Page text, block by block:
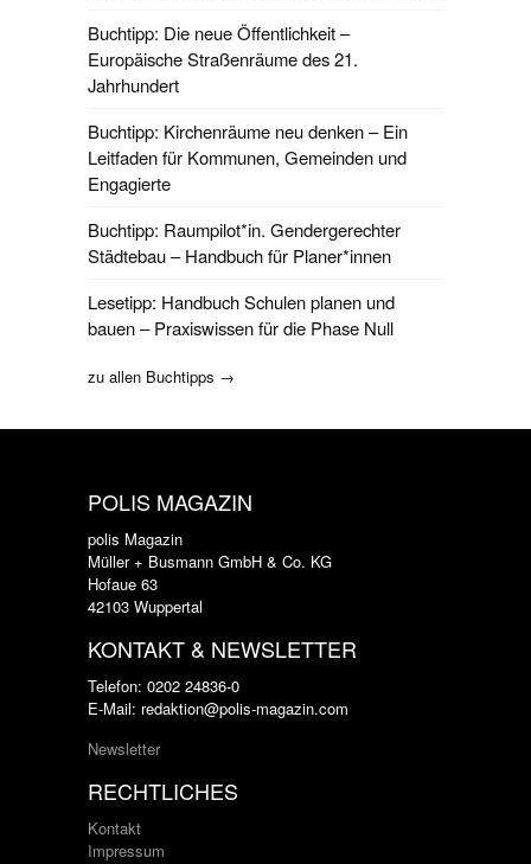
Buchtipp: Die neue Öffentlichkeit –
Europäische Straßenräume des 21.
Jahrhundert
Buchtipp: Kirchenräume neu denken – Ein
Leitfaden für Kommunen, Gemeinden und
Engagierte
Buchtipp: Raumpilot*in. Gendergerechter
Städtebau – Handbuch für Planer*innen
Lesetipp: Handbuch Schulen planen und
bauen – Praxiswissen für die Phase Null
zu allen Buchtipps →
POLIS MAGAZIN
polis Magazin
Müller + Busmann GmbH & Co. KG
Hofaue 63
42103 Wuppertal
KONTAKT & NEWSLETTER
Telefon: 0202 24836-0
E-Mail: redaktion@polis-magazin.com
Newsletter
RECHTLICHES
Kontakt
Impressum